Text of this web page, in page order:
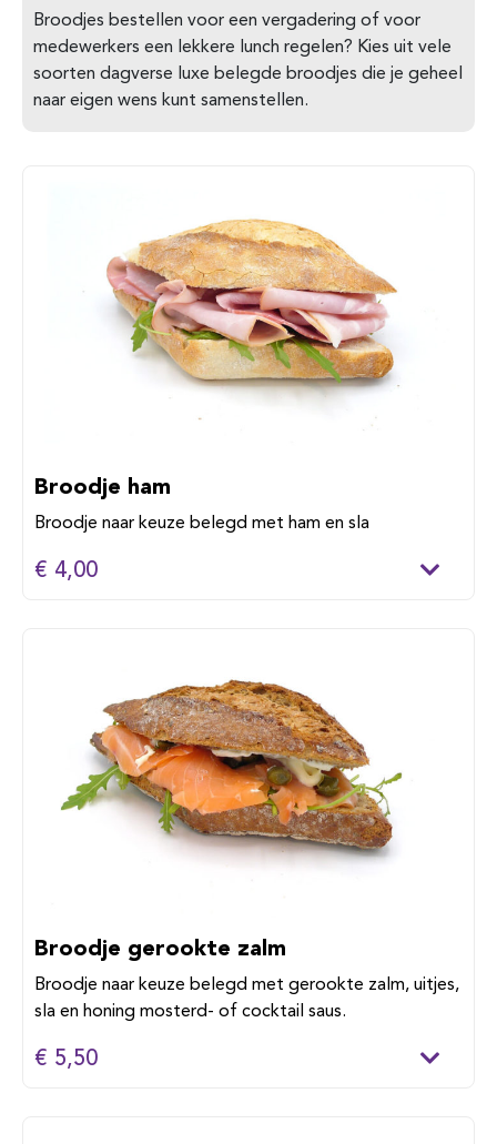
Broodjes bestellen voor een vergadering of voor
medewerkers een lekkere lunch regelen? Kies uit vele
soorten dagverse luxe belegde broodjes die je geheel
naar eigen wens kunt samenstellen.
Broodje ham
Broodje naar keuze belegd met ham en sla
€ 4,00
Broodje gerookte zalm
Broodje naar keuze belegd met gerookte zalm, uitjes,
sla en honing mosterd- of cocktail saus.
€ 5,50